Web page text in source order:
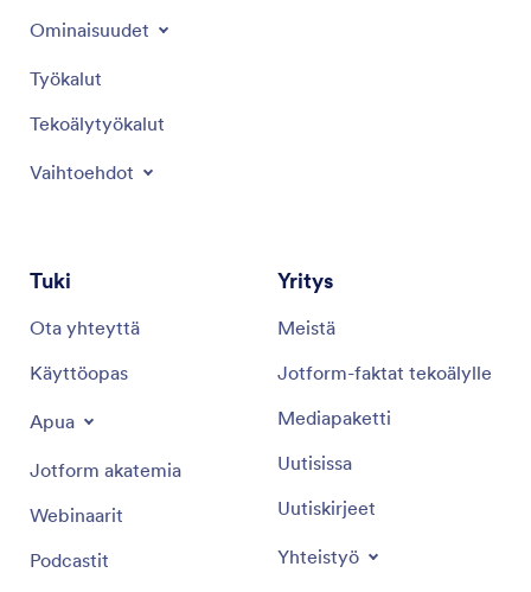
Ominaisuudet
Työkalut
Tekoälytyökalut
Vaihtoehdot
Tuki
Ota yhteyttä
Käyttöopas
Apua
Jotform akatemia
Webinaarit
Podcastit
Yritys
Meistä
Jotform-faktat tekoälylle
Mediapaketti
Uutisissa
Uutiskirjeet
Yhteistyö